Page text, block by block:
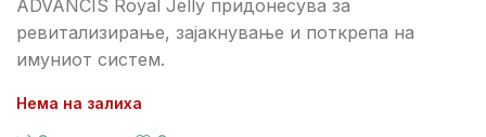
ADVANCIS Royal Jelly придонесува за
ревитализирање, зајакнување и поткрепа на
имуниот систем.
Нема на залиха